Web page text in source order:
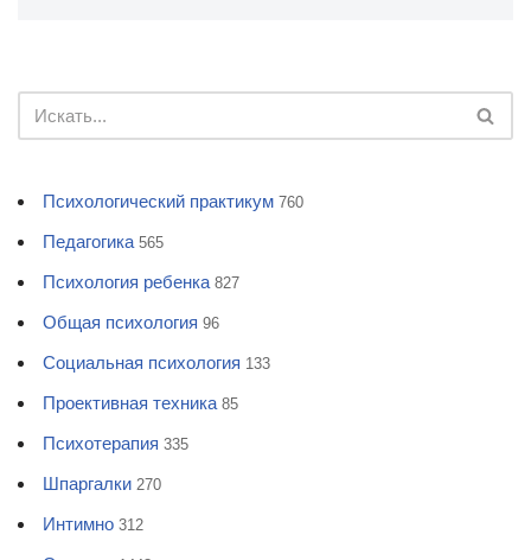
Психологический практикум 760
Педагогика 565
Психология ребенка 827
Общая психология 96
Социальная психология 133
Проективная техника 85
Психотерапия 335
Шпаргалки 270
Интимно 312